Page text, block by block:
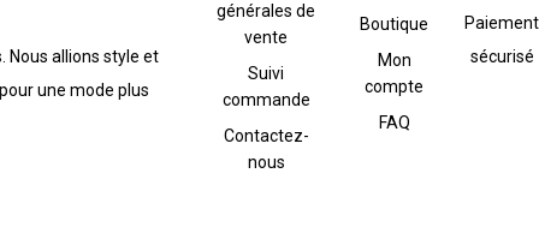
Nous allions style et
une mode plus
générales de
vente
Suivi
commande
Contactez-
nous
Boutique
Mon
compte
FAQ
Paiement
sécurisé